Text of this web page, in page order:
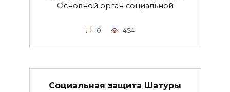
Основной орган социальной
0 454
Социальная защита Шатуры